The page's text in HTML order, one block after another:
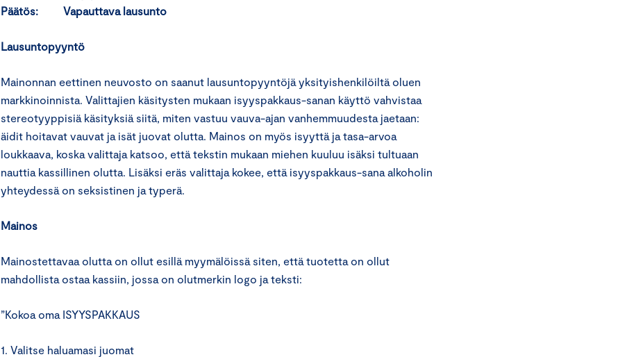
Päätös: Vapauttava lausunto
Lausuntopyyntö
Mainonnan eettinen neuvosto on saanut lausuntopyyntöjä yksityishenkilöiltä oluen
markkinoinnista. Valittajien käsitysten mukaan isyyspakkaus-sanan käyttö vahvistaa
stereotyyppisiä käsityksiä siitä, miten vastuu vauva-ajan vanhemmuudesta jaetaan:
äidit hoitavat vauvat ja isät juovat olutta. Mainos on myös isyyttä ja tasa-arvoa
loukkaava, koska valittaja katsoo, että tekstin mukaan miehen kuuluu isäksi tultuaan
nauttia kassillinen olutta. Lisäksi eräs valittaja kokee, että isyyspakkaus-sana alkoholin
yhteydessä on seksistinen ja typerä.
Mainos
Mainostettavaa olutta on ollut esillä myymälöissä siten, että tuotetta on ollut
mahdollista ostaa kassiin, jossa on olutmerkin logo ja teksti:
”Kokoa oma ISYYSPAKKAUS
1. Valitse haluamasi juomat